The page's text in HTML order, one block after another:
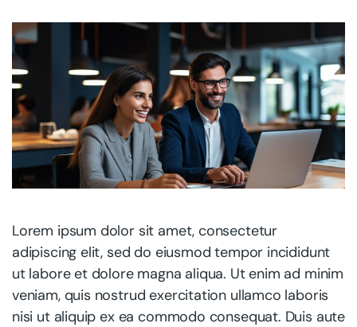
Lorem ipsum dolor sit amet, consectetur
adipiscing elit, sed do eiusmod tempor incididunt
ut labore et dolore magna aliqua. Ut enim ad minim
veniam, quis nostrud exercitation ullamco laboris
nisi ut aliquip ex ea commodo consequat. Duis aute